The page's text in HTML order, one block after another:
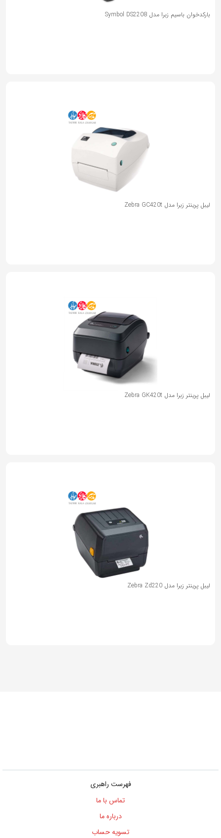
اشتراک
بارکدخوان باسیم زبرا مدل Symbol DS2208
لیبل پرینتر زبرا مدل Zebra GC420t
لیبل پرینتر زبرا مدل Zebra GK420t
لیبل پرینتر زبرا مدل Zebra Zd220
فهرست راهبری
تماس با ما
درباره ما
تسویه حساب